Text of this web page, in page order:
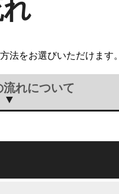
法をお選びいただけます。
れについて